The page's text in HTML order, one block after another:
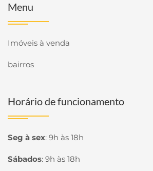
Menu
Imóveis à venda
bairros
Horário de funcionamento
Seg à sex: 9h às 18h
Sábados: 9h às 18h